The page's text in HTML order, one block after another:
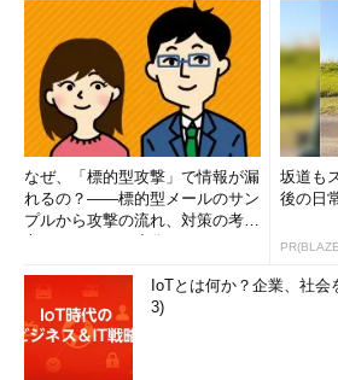
なぜ、「標的型攻撃」で情報が漏
れるの？――標的型メールのサン
プルから攻撃の流れ、対策の考え
坂道も
後の日
IoTとは何か？企業、社
3)